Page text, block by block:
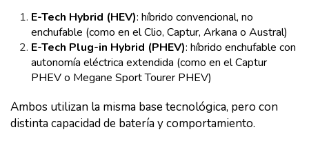
E-Tech Hybrid (HEV): híbrido convencional, no
enchufable (como en el Clio, Captur, Arkana o Austral)
E-Tech Plug-in Hybrid (PHEV): híbrido enchufable con
autonomía eléctrica extendida (como en el Captur
PHEV o Megane Sport Tourer PHEV)
Ambos utilizan la misma base tecnológica, pero con
distinta capacidad de batería y comportamiento.